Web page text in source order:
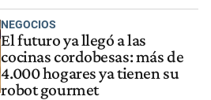
NEGOCIOS
El futuro ya llegó a las
cocinas cordobesas: más de
4.000 hogares ya tienen su
robot gourmet